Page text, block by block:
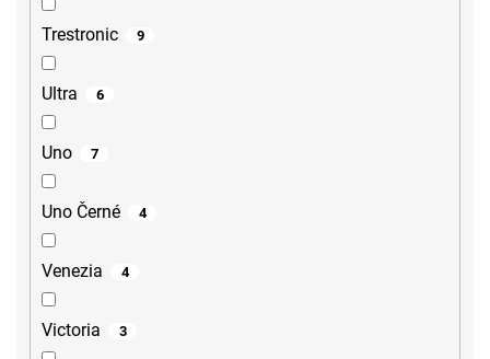
Trestronic 9
Ultra 6
Uno 7
Uno Černé 4
Venezia 4
Victoria 3